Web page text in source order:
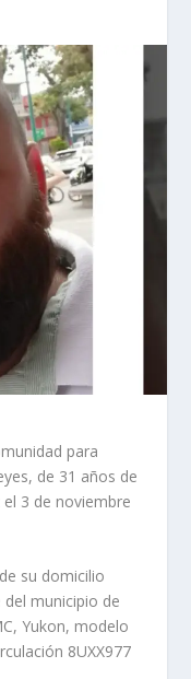
para
de 31 años de
3 de noviembre
su domicilio
municipio de
Yukon, modelo
8UXX977